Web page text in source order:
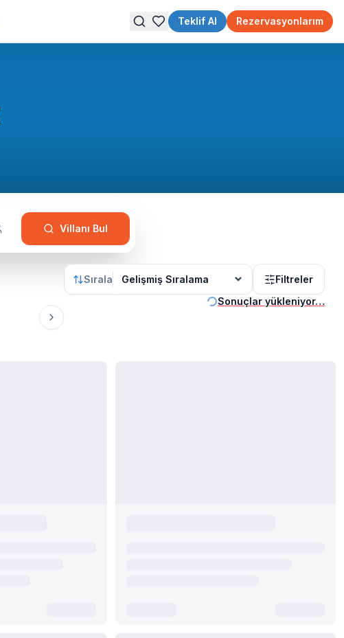
Teklif Al Rezervasyonlarım
Villanı Bul
Sırala
Filtreler
Sonuçlar yükleniyor…